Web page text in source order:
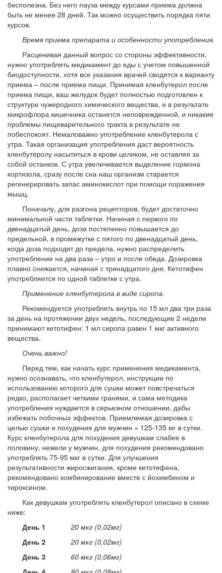
бесполезна. Без него пауза между курсами приема должна
быть не менее 28 дней. Так можно осуществить порядка пяти
курсов.
Время приема препарата и особенности употребления.
Расценивая данный вопрос со стороны эффективности,
нужно употреблять медикамент до еды с учетом повышенной
биодоступности, хотя все указания врачей сводятся к варианту
приема – после приема пищи. Принимая кленбутерол после
приема пищи, ваш желудок будет полностью подготовлен к
структуре чужеродного химического вещества, и в результате
микрофлора кишечника останется неповрежденной, и никакие
проблемы пищеварительного тракта в результате не
побеспокоят. Немаловажно употребление кленбутерола с
утра. Такая организация употребления даст вероятность
кленбутеролу насытиться в крови целиком, не оставляя за
собой останков. С утра увеличивается выделение гормона
кортизола, сразу после сна наш организм старается
регенерировать запас аминокислот при помощи поражения
мышц.
Поначалу, для разгона рецепторов, будет достаточно
минимальной части таблетки. Начиная с первого по
двенадцатый день, доза постепенно повышается до
предельной, в промежутке с пятого по двенадцатый день,
когда доза подходит до предела, нужно распределить
употребление на два раза – утро и после обеда. Дозировка
плавно снижается, начиная с тринадцатого дня. Кетотифен
употребляется по одной таблетке с утра.
Применение кленбутерола в виде сиропа.
Рекомендуется употреблять внутрь по 15 мл два три раза
за день на протяжении двух недель, последующие 2 недели
принимают кетотифен: 1 мл сиропа равен 1 мкг активного
вещества.
Очень важно!
Перед тем, как начать курс применения медикамента,
нужно осознавать, что кленбутерол, инструкции по
использованию которого для сушки может повстречаться
редко, располагает четкими гранями, и сама методика
употребления нуждается в серьезном отношении, дабы
избежать побочных эффектов. Приемлемая дозировка с
целью сушки и похудения для мужчин = 125-135 мг в сутки.
Курс кленбутерола для похудения девушкам слабее в
половину, нежели у мужчин, для похудения рекомендовано
употреблять 75-95 мкг в сутки. Для улучшения
результативности жиросжигания, кроме кетотифена,
рекомендовано комбинирование вместе с йохимбином и
тироксином.
Как девушкам употреблять кленбутерол описано в схеме
ниже:
День 1
20 мкг (0,02мг)
День 2
20 мкг (0,02мг)
День 3
60 мкг (0,06мг)